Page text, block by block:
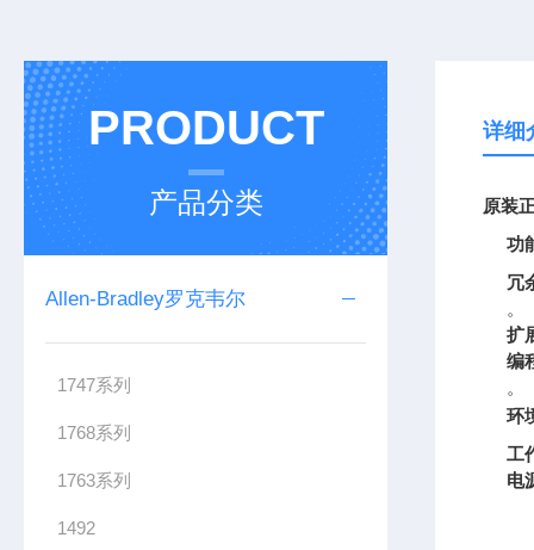
PRODUCT
产品分类
Allen-Bradley罗克韦尔
1747系列
1768系列
1763系列
1492
详细
原装
功
冗
。
扩
编
。
环
工
电